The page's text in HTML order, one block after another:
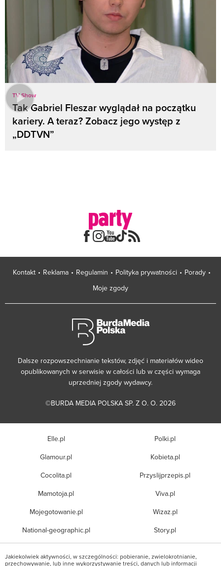
TV Show
Tak Gabriel Fleszar wyglądał na początku
kariery. A teraz? Zobacz jego występ z
„DDTVN”
Kontakt Reklama Regulamin Polityka prywatności
Porady
Moje zgody
Dalsze rozpowszechnianie tekstów, zdjęć i materiałów wideo
opublikowanych w serwisie w całości lub w części wymaga
uprzedniej zgody wydawcy.
©BURDA MEDIA POLSKA SP. Z O. O. 2026
Elle.pl
Glamour.pl
Cocolita.pl
Mamotoja.pl
Mojegotowanie.pl
National-geographic.pl
Polki.pl
Kobieta.pl
Przyslijprzepis.pl
Viva.pl
Wizaz.pl
Story.pl
Jakiekolwiek aktywności, w szczególności: pobieranie, zwielokrotnianie,
przechowywanie, lub inne wykorzystywanie treści, danych lub informacji